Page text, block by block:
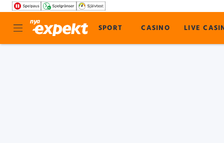
SPORT CASINO LIVE